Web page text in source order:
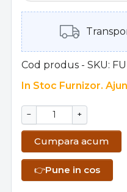
Cod produs - SKU
In Stoc Furnizor.
− +
Cumpara acum
👉Pune in cos